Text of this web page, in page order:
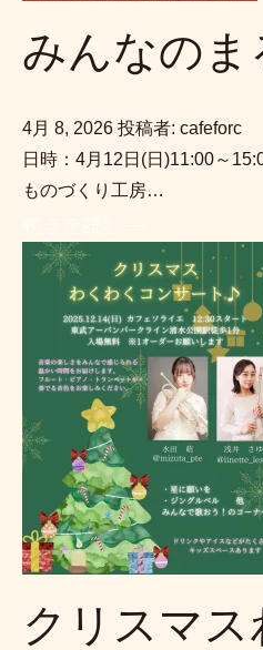
みんなのま
4月 8, 2026 投稿者: cafeforc
日時：4月12日(日)11:00～
ものづくり工房…
クリスマス